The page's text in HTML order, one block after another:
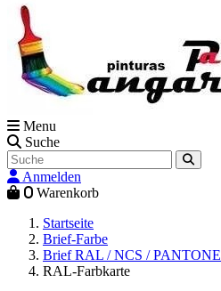
Menu
Suche
Anmelden
0 Warenkorb
Startseite
Brief-Farbe
Brief RAL / NCS / PANTONE
RAL-Farbkarte